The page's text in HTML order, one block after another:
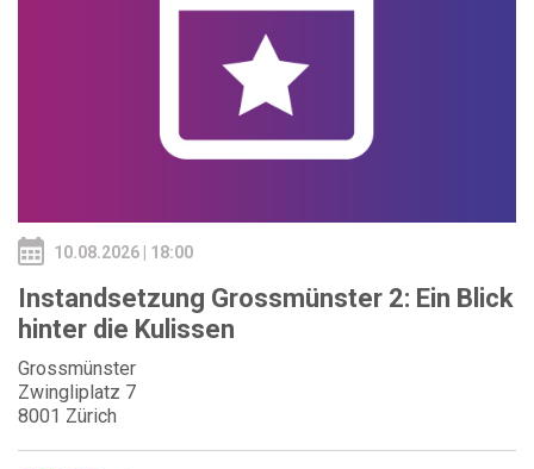
10.08.2026 | 18:00
Instandsetzung Grossmünster 2: Ein Blick
hinter die Kulissen
Grossmünster
Zwingliplatz 7
8001 Zürich